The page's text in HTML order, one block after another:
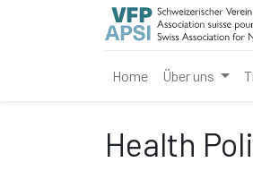
Home Über uns
Health